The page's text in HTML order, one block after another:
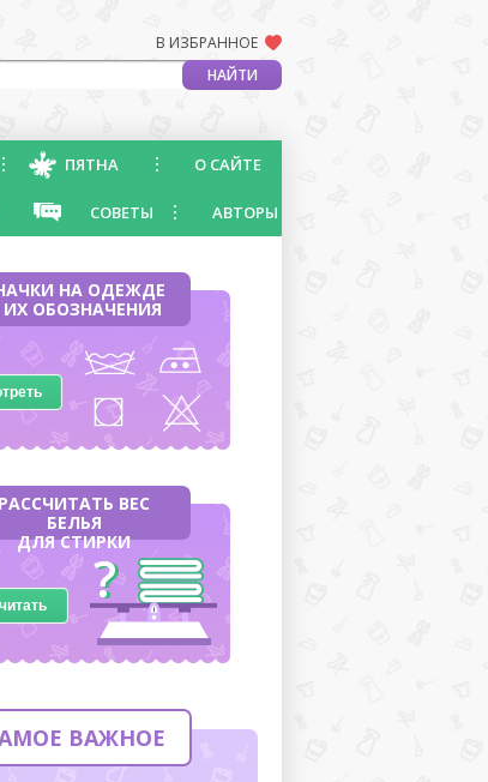
В ИЗБРАННОЕ
ПЯТНА О САЙТЕ
СОВЕТЫ АВТОРЫ
НА ОДЕЖДЕ
ИХ ОБОЗНАЧЕНИЯ
РАССЧИТАТЬ ВЕС
БЕЛЬЯ
ДЛЯ СТИРКИ
ВАЖНОЕ